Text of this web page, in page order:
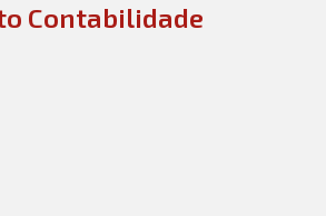
Contabilidade